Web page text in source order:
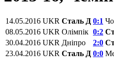
14.05.2016 UKR Сталь Д 0:1
08.05.2016 UKR Олімпік 0:2
30.04.2016 UKR Дніпро 2:0
23.04.2016 UKR Сталь Д 0:0